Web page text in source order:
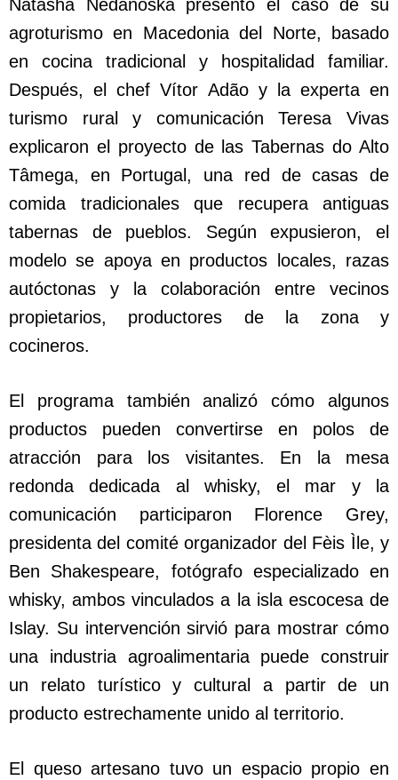
Natasha Nedanoska presentó el caso de su
agroturismo en Macedonia del Norte, basado
en cocina tradicional y hospitalidad familiar.
Después, el chef Vítor Adão y la experta en
turismo rural y comunicación Teresa Vivas
explicaron el proyecto de las Tabernas do Alto
Tâmega, en Portugal, una red de casas de
comida tradicionales que recupera antiguas
tabernas de pueblos. Según expusieron, el
modelo se apoya en productos locales, razas
autóctonas y la colaboración entre vecinos
propietarios, productores de la zona y
cocineros.
El programa también analizó cómo algunos
productos pueden convertirse en polos de
atracción para los visitantes. En la mesa
redonda dedicada al whisky, el mar y la
comunicación participaron Florence Grey,
presidenta del comité organizador del Fèis Ìle, y
Ben Shakespeare, fotógrafo especializado en
whisky, ambos vinculados a la isla escocesa de
Islay. Su intervención sirvió para mostrar cómo
una industria agroalimentaria puede construir
un relato turístico y cultural a partir de un
producto estrechamente unido al territorio.
El queso artesano tuvo un espacio propio en